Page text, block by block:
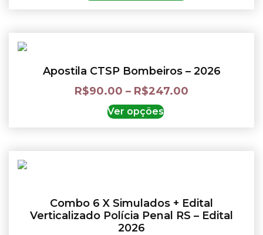
Apostila CTSP Bombeiros – 2026
R$90.00 – R$247.00
Ver opções
Combo 6 X Simulados + Edital
Verticalizado Polícia Penal RS – Edital
2026